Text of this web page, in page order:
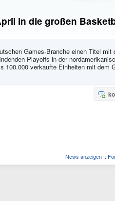
in die großen
Games-Branche einen Titel mit
Playoffs in der
100.000 verkaufte Einheiten mit dem
News anzeigen ::